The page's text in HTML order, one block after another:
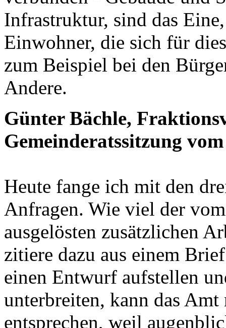
Infrastruktur, sind das
Einwohner, die sich für
zum Beispiel bei den
Andere.
Günter Bächle,
Gemeinderatssitzung
Heute fange ich mit den
Anfragen. Wie viel der
ausgelösten zusätzlichen
zitiere dazu aus einem
einen Entwurf aufstellen
unterbreiten, kann das
entsprechen, weil